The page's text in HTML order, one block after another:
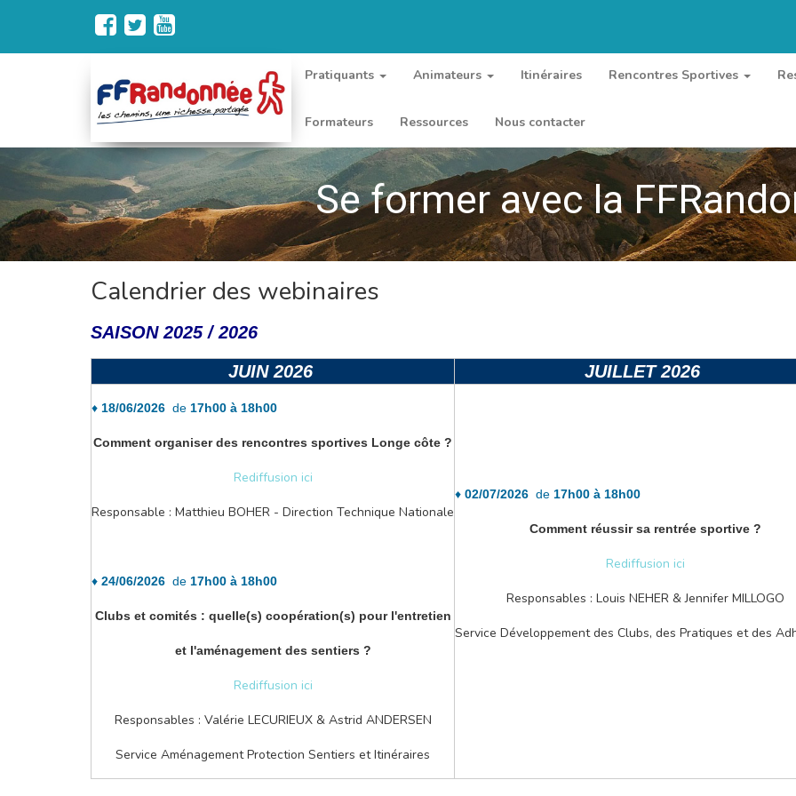
Pratiquants Animateurs Itinéraires Rencontres Sportives
Formateurs Ressources Nous contacter
Se former avec la
Calendrier des webinaires
SAISON 2025 / 2026
JUIN 2026
JUILLET 2026
♦ 18/06/2026 de 17h00 à 18h00
Comment organiser des rencontres sportives Longe côte ?
Rediffusion ici
Responsable : Matthieu BOHER - Direction Technique Nationale
♦ 24/06/2026 de 17h00 à 18h00
Clubs et comités : quelle(s) coopération(s) pour l'entretien
et l'aménagement des sentiers ?
Rediffusion ici
Responsables : Valérie LECURIEUX & Astrid ANDERSEN
Service Aménagement Protection Sentiers et Itinéraires
♦ 02/07/2026 de 17h00 à 18h00
Comment réussir sa rentrée sportive ?
Rediffusion ici
Responsables : Louis NEHER & Jennifer MILLOGO
Service Développement des Clubs, des Pratiques et des